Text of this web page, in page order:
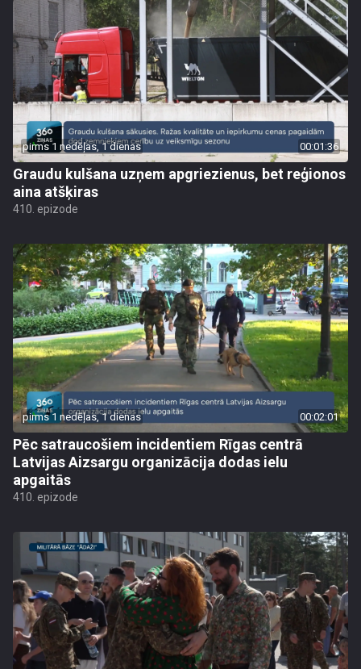
pirms 1 nedēļas, 1 dienas 00:01:36
Graudu kulšana uzņem apgriezienus, bet reģionos
aina atšķiras
410. epizode
pirms 1 nedēļas, 1 dienas 00:02:01
Pēc satraucošiem incidentiem Rīgas centrā
Latvijas Aizsargu organizācija dodas ielu
apgaitās
410. epizode